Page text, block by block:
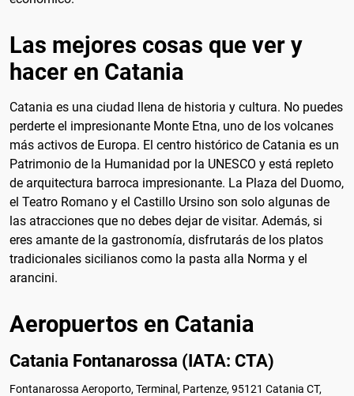
Las mejores cosas que ver y
hacer en Catania
Catania es una ciudad llena de historia y cultura. No puedes
perderte el impresionante Monte Etna, uno de los volcanes
más activos de Europa. El centro histórico de Catania es un
Patrimonio de la Humanidad por la UNESCO y está repleto
de arquitectura barroca impresionante. La Plaza del Duomo,
el Teatro Romano y el Castillo Ursino son solo algunas de
las atracciones que no debes dejar de visitar. Además, si
eres amante de la gastronomía, disfrutarás de los platos
tradicionales sicilianos como la pasta alla Norma y el
arancini.
Aeropuertos en Catania
Catania Fontanarossa (IATA: CTA)
Fontanarossa Aeroporto, Terminal, Partenze, 95121 Catania CT,